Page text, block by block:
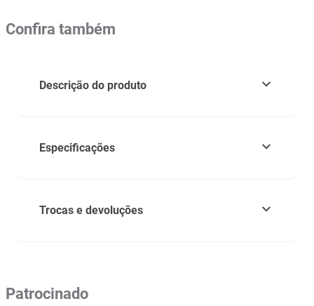
Confira também
Descrição do produto
Especificações
Trocas e devoluções
Patrocinado